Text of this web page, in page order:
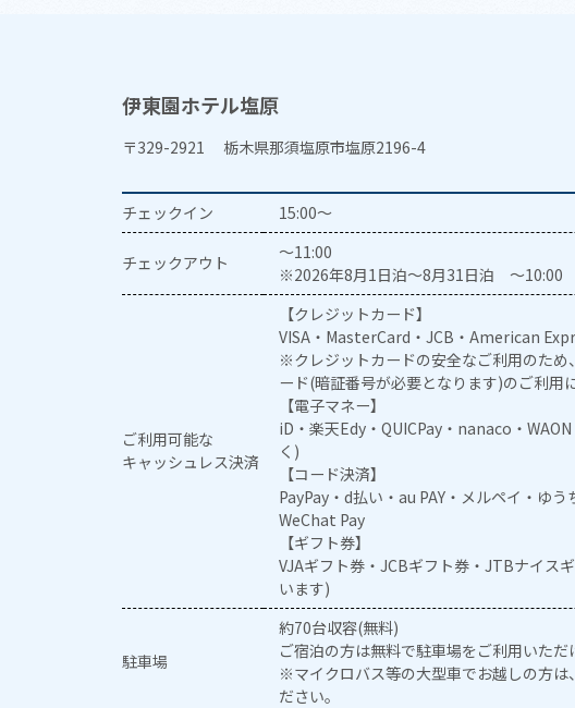
伊東園ホテル塩原
〒329-2921 栃木県那須塩原市塩原2196-4
チェックイン 15:00～
チェックアウト
～11:00
※2026年8月1日泊～8月31日泊 ～10:00
ご利用可能な
キャッシュレス決済
【クレジットカード】
VISA・MasterCard・JCB・American
※クレジットカードの安全なご利用のため
ード(暗証番号が必要となります)のご利用
【電子マネー】
iD・楽天Edy・QUICPay・nanaco・
く)
【コード決済】
PayPay・d払い・au PAY・メルペイ・ゆ
WeChat Pay
【ギフト券】
VJAギフト券・JCBギフト券・JTBナイス
います)
駐車場
約70台収容(無料)
ご宿泊の方は無料で駐車場をご利用いただ
※マイクロバス等の大型車でお越しの方は
ださい。